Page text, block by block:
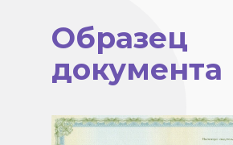
Образец
документа